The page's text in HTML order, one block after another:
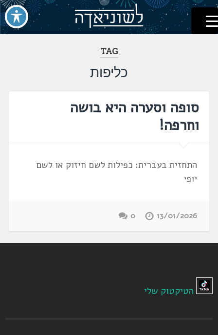
דלג
לתוכן
לשוניאדה
עברית. לשון. שפה
TAG
כליפות
סופה וסערה היא בושה
וחרפה!
התחזית בעברית: כפילות לשם חיזוק או לשם
יופי
13/01/2026
0
הטיקטוק שלי